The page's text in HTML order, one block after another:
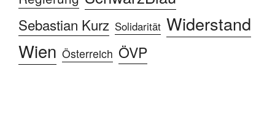
Sebastian Kurz Solidarität Widerstand
Wien Österreich ÖVP